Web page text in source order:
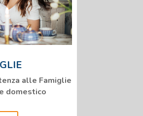
alle Famiglie
domestico